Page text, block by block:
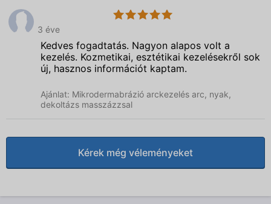
Rita
kozmetika
5.0
3 éve
Kedves fogadtatás. Nagyon alapos volt a
kezelés. Kozmetikai, esztétikai kezelésekről sok
új, hasznos információt kaptam.
Ajánlat: Mikrodermabrázió arckezelés arc, nyak,
dekoltázs masszázzsal
Kérek még véleményeket